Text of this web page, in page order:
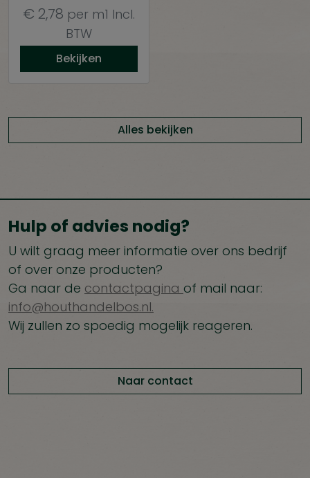
€ 2,78 per m1 Incl.
BTW
Bekijken
Alles bekijken
Hulp of advies nodig?
U wilt graag meer informatie over ons bedrijf
of over onze producten?
Ga naar de contactpagina of mail naar:
info@houthandelbos.nl.
Wij zullen zo spoedig mogelijk reageren.
Naar contact